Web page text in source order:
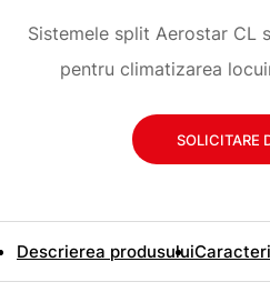
Sistemele split Aerostar CL
pentru climatizarea
SOLICITARE
Descrierea produsului